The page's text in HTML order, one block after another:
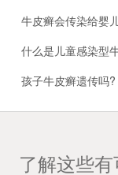
牛皮癣会传染给婴
什么是儿童感染型
孩子牛皮癣遗传吗?
了解这些